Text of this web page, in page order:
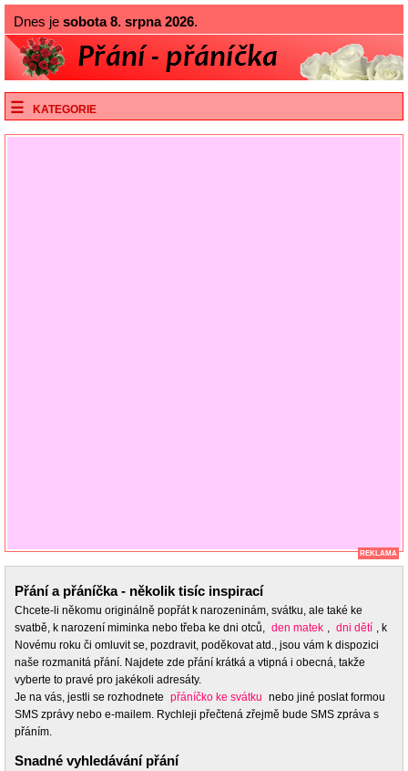
Dnes je sobota 8. srpna 2026.
KATEGORIE
REKLAMA
Přání a přáníčka - několik tisíc inspirací
Chcete-li někomu originálně popřát k narozeninám, svátku, ale také ke
svatbě, k narození miminka nebo třeba ke dni otců, den matek , dni dětí , k
Novému roku či omluvit se, pozdravit, poděkovat atd., jsou vám k dispozici
naše rozmanitá přání. Najdete zde přání krátká a vtipná i obecná, takže
vyberte to pravé pro jakékoli adresáty.
Je na vás, jestli se rozhodnete přáníčko ke svátku nebo jiné poslat formou
SMS zprávy nebo e-mailem. Rychleji přečtená zřejmě bude SMS zpráva s
přáním.
Snadné vyhledávání přání